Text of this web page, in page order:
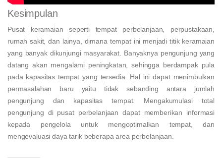
Kesimpulan
Pusat keramaian seperti tempat perbelanjaan, perpustakaan,
rumah sakit, dan lainya, dimana tempat ini menjadi titik keramaian
yang banyak dikunjungi masyarakat. Banyaknya pengunjung yang
datang akan mengalami peningkatan, sehingga berdampak pula
pada kapasitas tempat yang tersedia. Hal ini dapat menimbulkan
permasalahan baru yaitu tidak sebanding antara jumlah
pengunjung dan kapasitas tempat. Mengakumulasi total
pengunjung di pusat perbelanjaan dapat memberikan informasi
kepada pengelola untuk mengoptimalkan tempat, dan
mengevaluasi daya tarik beberapa area perbelanjaan.